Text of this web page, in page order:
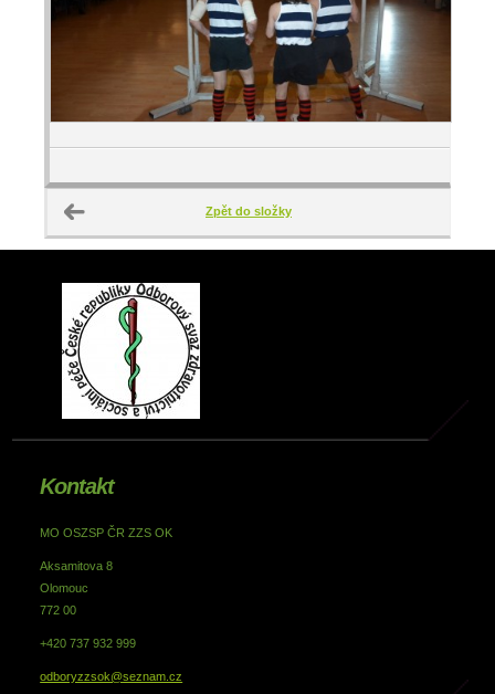
Zpět do složky
Kontakt
MO OSZSP ČR ZZS OK
Aksamitova 8
Olomouc
772 00
+420 737 932 999
odboryzzsok@seznam.cz